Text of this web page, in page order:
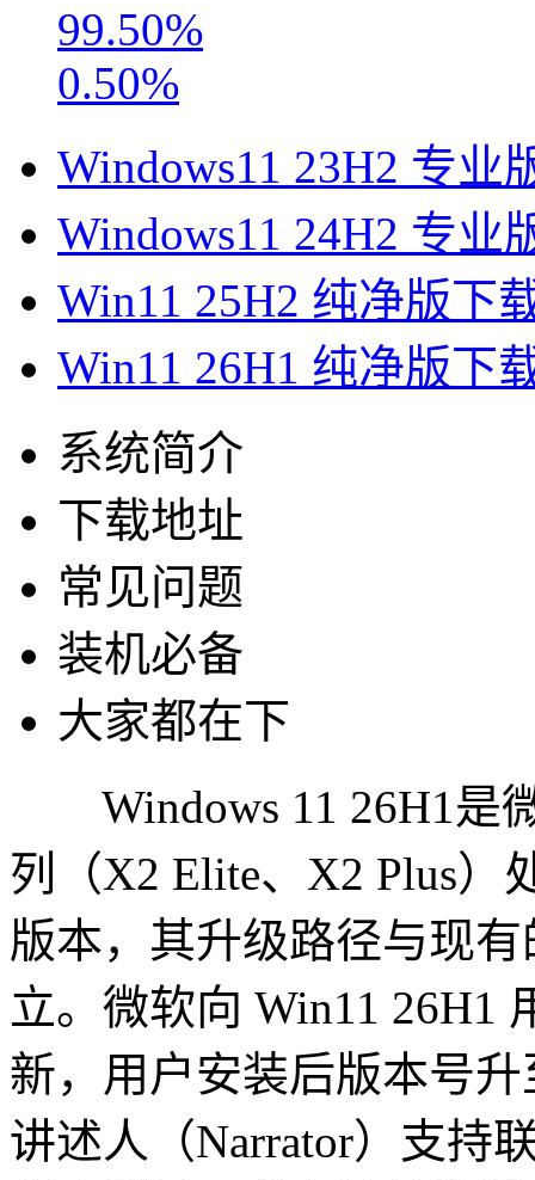
99.50%
0.50%
Windows11 23H2 专业
Windows11 24H2 专业
Win11 25H2 纯净版下
Win11 26H1 纯净版下
系统简介
下载地址
常见问题
装机必备
大家都在下
Windows 11 26H1是
列（X2 Elite、X2 Plus）
版本，其升级路径与现
立。微软向 Win11 26H1
新，用户安装后版本号
讲述人（Narrator）支持